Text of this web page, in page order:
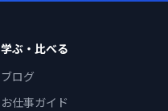
学ぶ・比べる
ブログ
お仕事ガイド